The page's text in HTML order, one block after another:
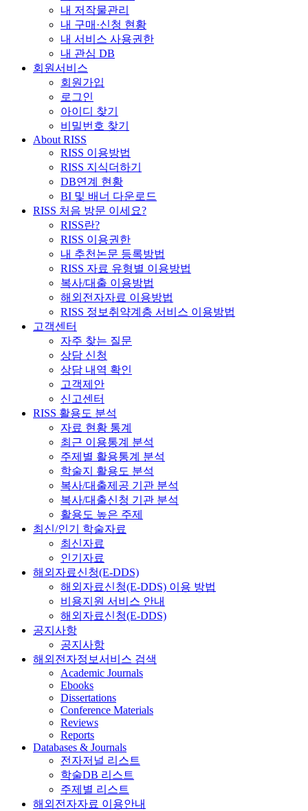
내 저작물관리
내 구매·신청 현황
내 서비스 사용권한
내 관심 DB
회원서비스
회원가입
로그인
아이디 찾기
비밀번호 찾기
About RISS
RISS 이용방법
RISS 지식더하기
DB연계 현황
BI 및 배너 다운로드
RISS 처음 방문 이세요?
RISS란?
RISS 이용권한
내 추천논문 등록방법
RISS 자료 유형별 이용방법
복사/대출 이용방법
해외전자자료 이용방법
RISS 정보취약계층 서비스 이용방법
고객센터
자주 찾는 질문
상담 신청
상담 내역 확인
고객제안
신고센터
RISS 활용도 분석
자료 현황 통계
최근 이용통계 분석
주제별 활용통계 분석
학술지 활용도 분석
복사/대출제공 기관 분석
복사/대출신청 기관 분석
활용도 높은 주제
최신/인기 학술자료
최신자료
인기자료
해외자료신청(E-DDS)
해외자료신청(E-DDS) 이용 방법
비용지원 서비스 안내
해외자료신청(E-DDS)
공지사항
공지사항
해외전자정보서비스 검색
Academic Journals
Ebooks
Dissertations
Conference Materials
Reviews
Reports
Databases & Journals
전자저널 리스트
학술DB 리스트
주제별 리스트
해외전자자료 이용안내